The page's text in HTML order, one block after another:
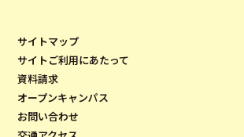
サイトマップ
サイトご利用にあたって
資料請求
オープンキャンパス
お問い合わせ